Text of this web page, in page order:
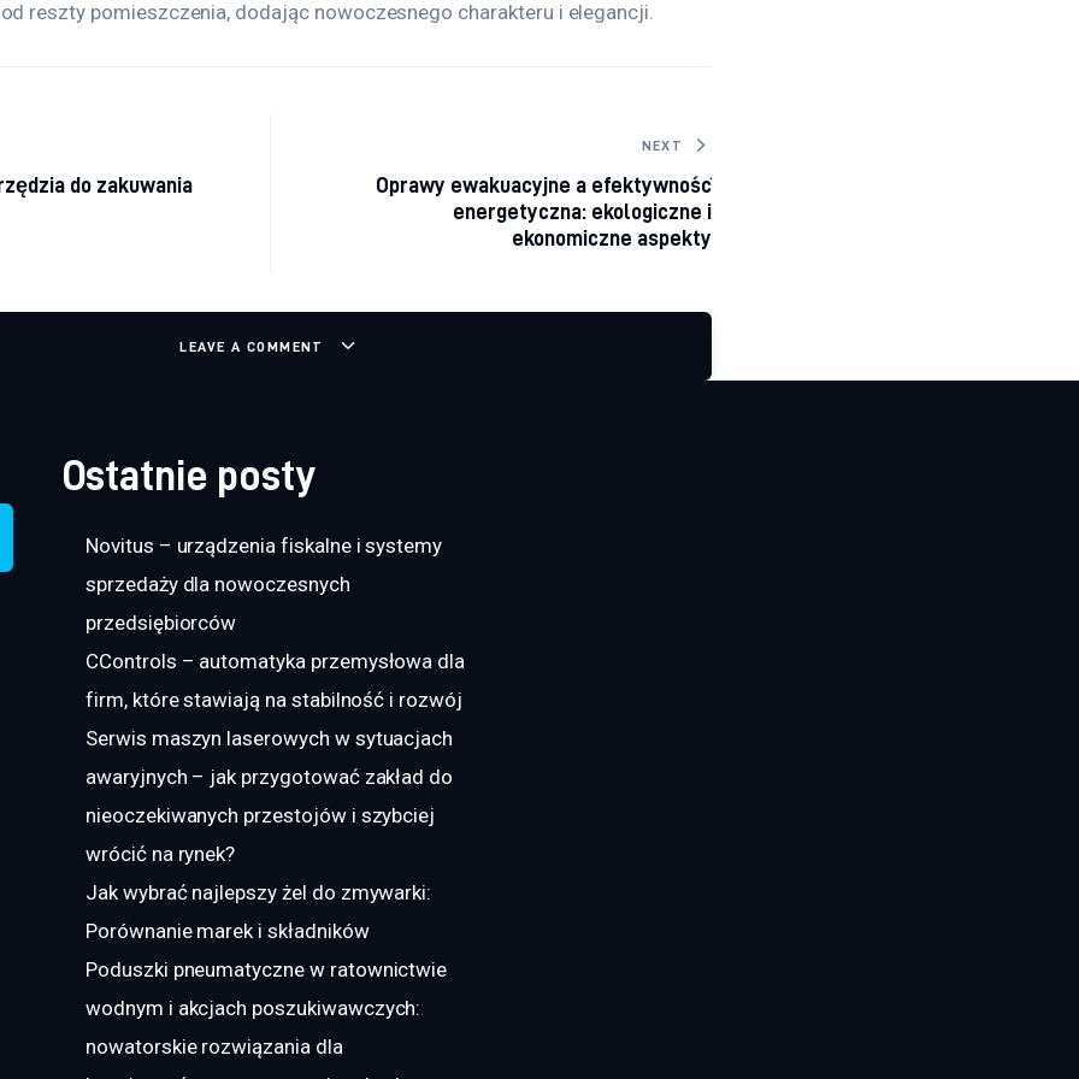
reszty pomieszczenia, dodając nowoczesnego charakteru i elegancji.
do zakuwania
NEXT
Oprawy ewakuacyjne a efektywność
energetyczna: ekologiczne i
ekonomiczne aspekty
LEAVE A COMMENT
Ostatnie posty
Novitus – urządzenia fiskalne i systemy
sprzedaży dla nowoczesnych
przedsiębiorców
CControls – automatyka przemysłowa dla
firm, które stawiają na stabilność i rozwój
Serwis maszyn laserowych w sytuacjach
awaryjnych – jak przygotować zakład do
nieoczekiwanych przestojów i szybciej
wrócić na rynek?
Jak wybrać najlepszy żel do zmywarki:
Porównanie marek i składników
Poduszki pneumatyczne w ratownictwie
wodnym i akcjach poszukiwawczych:
nowatorskie rozwiązania dla